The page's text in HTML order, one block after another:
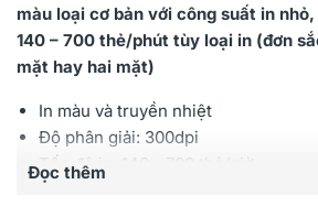
màu loại cơ bản với công suất in
140 – 700 thẻ/phút tùy loại in (đơn
mặt hay hai mặt)
In màu và truyền nhiệt
Độ phân giải: 300dpi
Tốc độ in: 140 - 700 thẻ/giờ
Đọc thêm